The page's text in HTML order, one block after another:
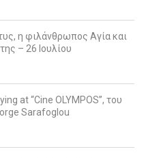
η φιλάνθρωπος Αγία και
– 26 Ιουλίου
at “Cine OLYMPOS”, του
Sarafoglou